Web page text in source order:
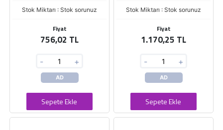
Stok Miktarı : Stok sorunuz
Fiyat
756,02 TL
- +
AD
Sepete Ekle
Stok Miktarı : Stok sorunuz
Fiyat
1.170,25 TL
- +
AD
Sepete Ekle